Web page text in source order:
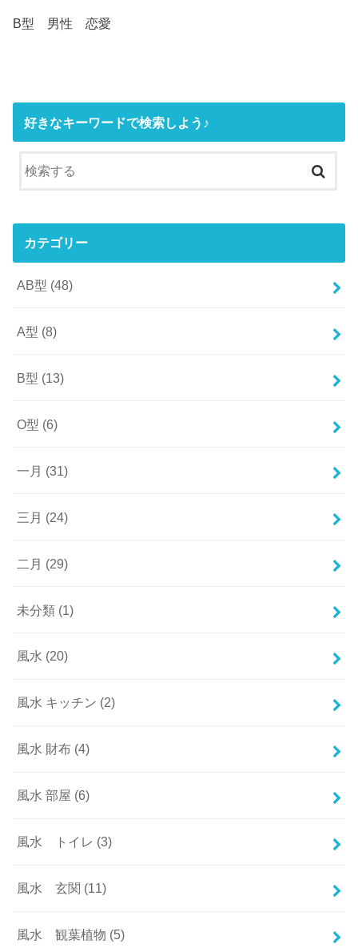
B型 男性 恋愛
好きなキーワードで検索しよう♪
カテゴリー
AB型 (48)
A型 (8)
B型 (13)
O型 (6)
一月 (31)
三月 (24)
二月 (29)
未分類 (1)
風水 (20)
風水 キッチン (2)
風水 財布 (4)
風水 部屋 (6)
風水 トイレ (3)
風水 玄関 (11)
風水 観葉植物 (5)